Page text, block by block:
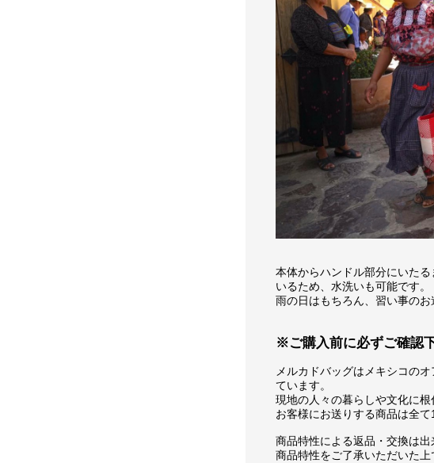
本体からハンドル部分にいた
いるため、水洗いも可能です。
雨の日はもちろん、習い事の
※ご購入前に必ずご確認
メルカドバッグはメキシコの
ています。
現地の人々の暮らしや文化に
お客様にお送りする商品は全
商品特性による返品・交換は
商品特性をご了承いただいた上